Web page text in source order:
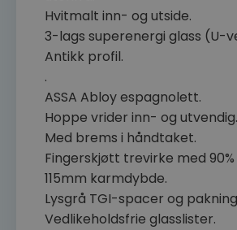
Hvitmalt inn- og utside.
3-lags superenergi glass (U-
Antikk profil.
.
ASSA Abloy espagnolett.
Hoppe vrider inn- og utvendig.
Med brems i håndtaket.
Fingerskjøtt trevirke med
115mm karmdybde.
Lysgrå TGI-spacer og
Vedlikeholdsfrie glasslister.